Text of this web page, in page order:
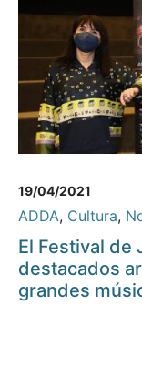
19/04/2021
ADDA, Cultura,
El Festival de
destacados
grandes